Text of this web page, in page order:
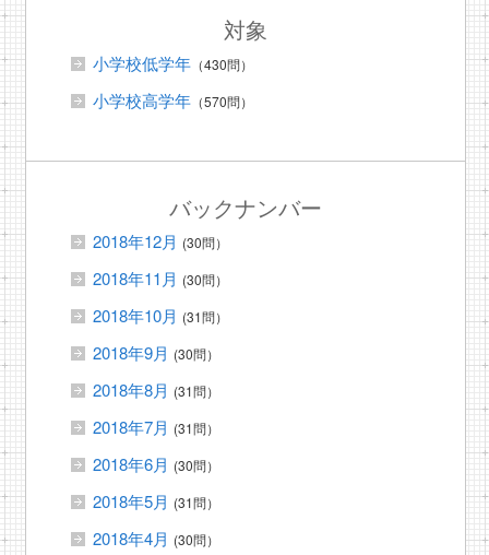
対象
小学校低学年（430問）
小学校高学年（570問）
バックナンバー
2018年12月 (30問）
2018年11月 (30問）
2018年10月 (31問）
2018年9月 (30問）
2018年8月 (31問）
2018年7月 (31問）
2018年6月 (30問）
2018年5月 (31問）
2018年4月 (30問）